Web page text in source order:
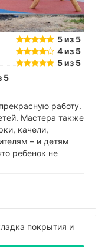
5 из 5
4 из 5
5 из 5
5
работу.
Мастера также
качели,
– и детям
ребенок не
покрытия и